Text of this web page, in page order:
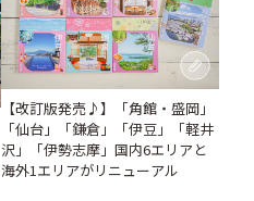
【改訂版発売♪】「角館・盛岡」
「仙台」「鎌倉」「伊豆」「軽井
沢」「伊勢志摩」国内6エリアと
海外1エリアがリニューアル